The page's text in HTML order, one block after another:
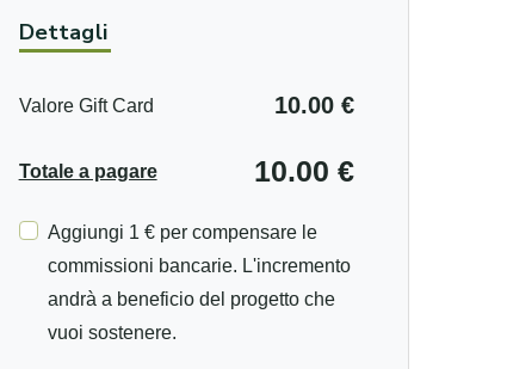
Dettagli
Valore Gift Card 10.00 €
Totale a pagare 10.00 €
Aggiungi 1 € per compensare le
commissioni bancarie. L'incremento
andrà a beneficio del progetto che
vuoi sostenere.